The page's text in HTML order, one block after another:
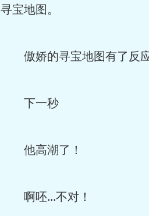
寻宝地图。
傲娇的寻宝地图有了反应
下一秒
他高潮了！
啊呸...不对！